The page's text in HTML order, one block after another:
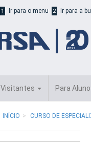
1 Ir para o menu 2 Ir para a
Visitantes Para
INÍCIO CURSO DE